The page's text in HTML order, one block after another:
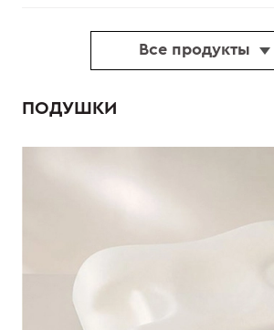
Все продукты
ПОДУШКИ